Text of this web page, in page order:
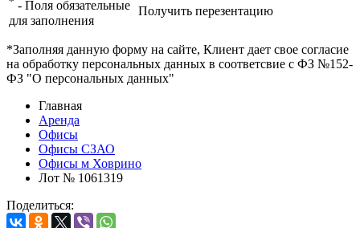
- Поля обязательные
для заполнения
Получить перезентацию
*Заполняя данную форму на сайте, Клиент дает свое согласие
на обработку персональных данных в соответсвие с ФЗ №152-
ФЗ "О персональных данных"
Главная
Аренда
Офисы
Офисы СЗАО
Офисы м Ховрино
Лот № 1061319
Поделиться: